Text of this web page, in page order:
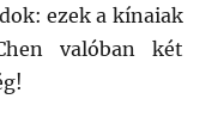
ezek a kínaiak
valóban két